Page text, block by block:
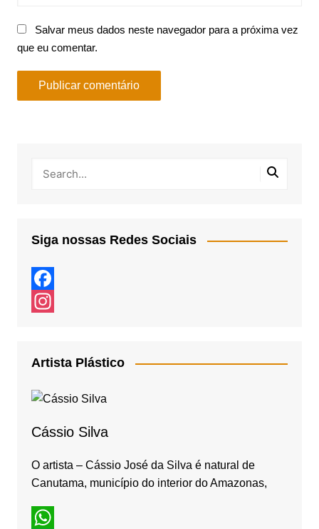
Salvar meus dados neste navegador para a próxima vez
que eu comentar.
Siga nossas Redes Sociais
F
e
b
o
k
s
t
g
r
a
m
Artista Plástico
Cássio Silva
O artista – Cássio José da Silva é natural de
Canutama, município do interior do Amazonas,